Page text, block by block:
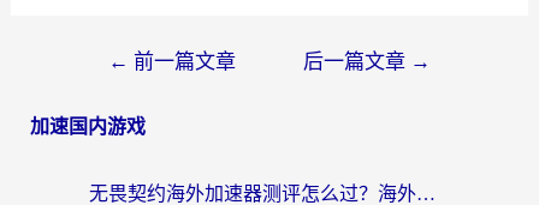
← 前一篇文章 后一篇文章 →
加速国内游戏
无畏契约海外加速器测评怎么过？海外玩家亲测实用指南（附小众技巧）